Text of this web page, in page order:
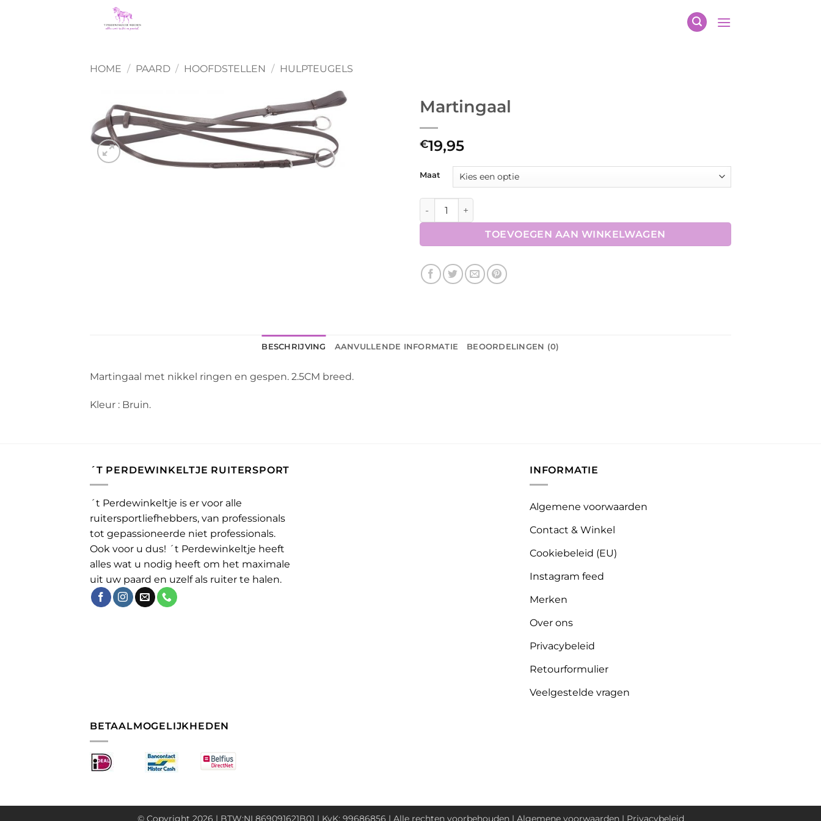
HOME / PAARD / HOOFDSTELLEN / HULPTEUGELS
Martingaal
€19,95
Maat
Martingaal aantal
TOEVOEGEN AAN WINKELWAGEN
BESCHRIJVING AANVULLENDE INFORMATIE BEOORDELINGEN (0)
Martingaal met nikkel ringen en gespen. 2.5CM breed.
Kleur : Bruin.
´T PERDEWINKELTJE RUITERSPORT
´t Perdewinkeltje is er voor alle
ruitersportliefhebbers, van professionals
tot gepassioneerde niet professionals.
Ook voor u dus! ´t Perdewinkeltje heeft
alles wat u nodig heeft om het maximale
uit uw paard en uzelf als ruiter te halen.
INFORMATIE
Algemene voorwaarden
Contact & Winkel
Cookiebeleid (EU)
Instagram feed
Merken
Over ons
Privacybeleid
Retourformulier
Veelgestelde vragen
BETAALMOGELIJKHEDEN
© Copyright 2026 | BTW:NL869091621B01 | KvK: 99686856 | Alle rechten voorbehouden | Algemene voorwaarden| Privacybeleid